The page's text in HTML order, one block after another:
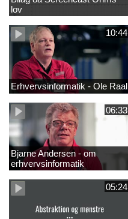
lov
10:44
Erhvervsinformatik - Ole Raal
06:33
Bjarne Andersen - om
erhvervsinformatik
05:24